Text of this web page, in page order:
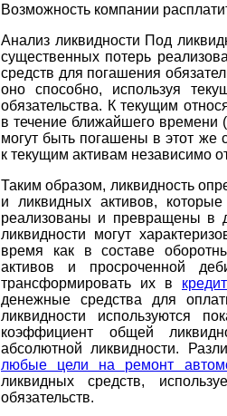
Возможность компании
Анализ ликвидности Под
существенных потерь
средств для погашения
оно способно, используя
обязательства. К текущим
в течение ближайшего времени
могут быть погашены в этот же
к текущим активам независимо
Таким образом, ликвидность
и ликвидных активов,
реализованы и превращены в
ликвидности могут
время как в составе
активов и просроченной
трансформировать их в
денежные средства для
ликвидности используются
коэффициент общей
абсолютной ликвидности.
любые цели на ремонт
ликвидных средств,
обязательств.